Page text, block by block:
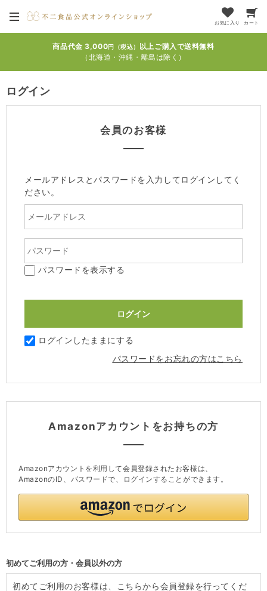
お気に入り カート
商品代金 3,000円（税込）
以上ご購入で送料無料
（北海道・沖縄・離島は除く）
ログイン
会員のお客様
メールアドレスとパスワードを入力してログインしてく
ださい。
パスワードを表示する
ログインしたままにする
パスワードをお忘れの方はこちら
Amazonアカウントをお持ちの方
Amazonアカウントを利用して会員登録されたお客様は、
AmazonのID、パスワードで、ログインすることができます。
初めてご利用の方・会員以外の方
初めてご利用のお客様は、こちらから会員登録を行ってくだ